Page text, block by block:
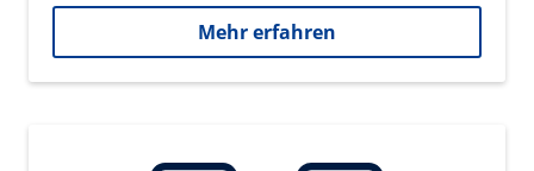
Mehr erfahren